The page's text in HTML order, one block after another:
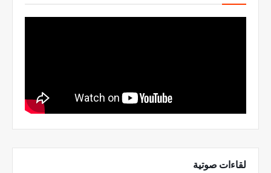
لقاءات صوتية